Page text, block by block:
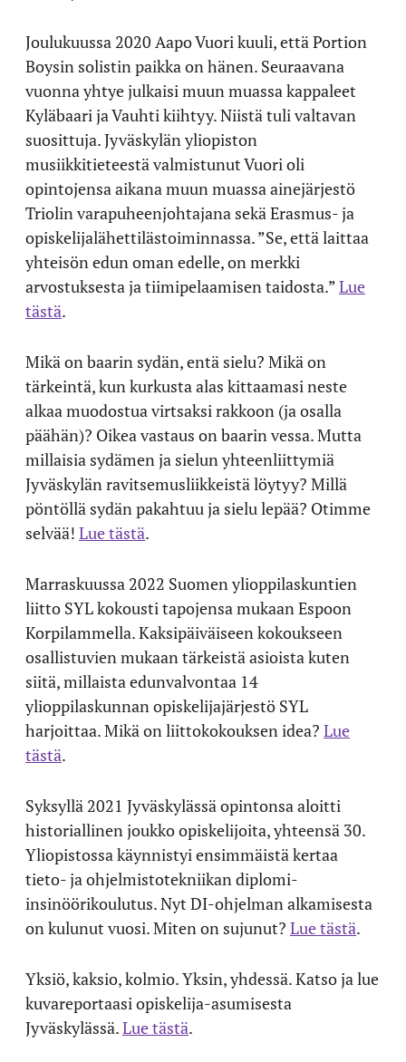
Joulukuussa 2020 Aapo Vuori kuuli, että Portion
Boysin solistin paikka on hänen. Seuraavana
vuonna yhtye julkaisi muun muassa kappaleet
Kyläbaari ja Vauhti kiihtyy. Niistä tuli valtavan
suosittuja. Jyväskylän yliopiston
musiikkitieteestä valmistunut Vuori oli
opintojensa aikana muun muassa ainejärjestö
Triolin varapuheenjohtajana sekä Erasmus- ja
opiskelijalähettilästoiminnassa. ”Se, että laittaa
yhteisön edun oman edelle, on merkki
arvostuksesta ja tiimipelaamisen taidosta.”Lue
tästä.
Mikä on baarin sydän, entä sielu? Mikä on
tärkeintä, kun kurkusta alas kittaamasi neste
alkaa muodostua virtsaksi rakkoon (ja osalla
päähän)? Oikea vastaus on baarin vessa. Mutta
millaisia sydämen ja sielun yhteenliittymiä
Jyväskylän ravitsemusliikkeistä löytyy? Millä
pöntöllä sydän pakahtuu ja sielu lepää? Otimme
selvää! Lue tästä.
Marraskuussa 2022 Suomen ylioppilaskuntien
liitto SYL kokousti tapojensa mukaan Espoon
Korpilammella. Kaksipäiväiseen kokoukseen
osallistuvien mukaan tärkeistä asioista kuten
siitä, millaista edunvalvontaa 14
ylioppilaskunnan opiskelijajärjestö SYL
harjoittaa. Mikä on liittokokouksen idea? Lue
tästä.
Syksyllä 2021 Jyväskylässä opintonsa aloitti
historiallinen joukko opiskelijoita, yhteensä 30.
Yliopistossa käynnistyi ensimmäistä kertaa
tieto- ja ohjelmistotekniikan diplomi-
insinöörikoulutus. Nyt DI-ohjelman alkamisesta
on kulunut vuosi. Miten on sujunut? Lue tästä.
Yksiö, kaksio, kolmio. Yksin, yhdessä. Katso ja lue
kuvareportaasi opiskelija-asumisesta
Jyväskylässä.Lue tästä.